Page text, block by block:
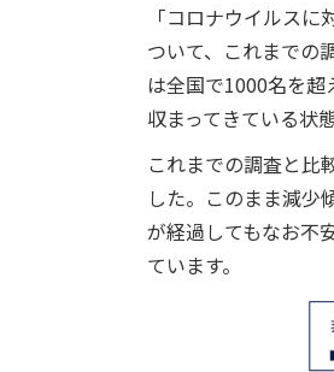
「コロナウイルス
ついて、これまでの
は全国で1000名を
収まってきている状
これまでの調査と比
した。このまま減少
が経過してもなお不
ています。